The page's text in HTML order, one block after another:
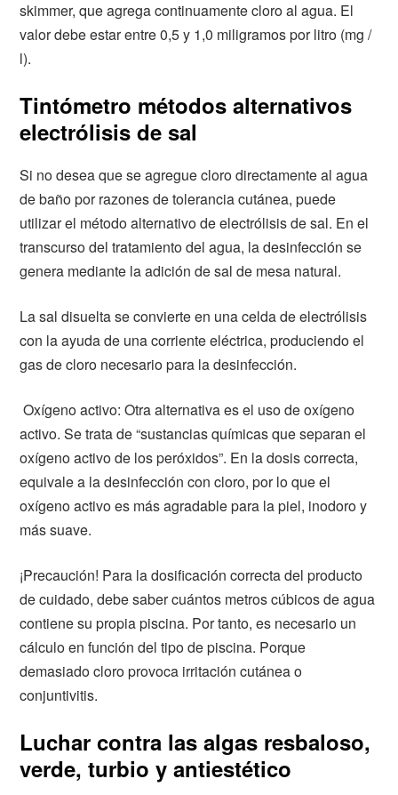
skimmer, que agrega continuamente cloro al agua. El
valor debe estar entre 0,5 y 1,0 miligramos por litro (mg /
l).
Tintómetro métodos alternativos
electrólisis de sal
Si no desea que se agregue cloro directamente al agua
de baño por razones de tolerancia cutánea, puede
utilizar el método alternativo de electrólisis de sal. En el
transcurso del tratamiento del agua, la desinfección se
genera mediante la adición de sal de mesa natural.
La sal disuelta se convierte en una celda de electrólisis
con la ayuda de una corriente eléctrica, produciendo el
gas de cloro necesario para la desinfección.
Oxígeno activo: Otra alternativa es el uso de oxígeno
activo. Se trata de “sustancias químicas que separan el
oxígeno activo de los peróxidos”. En la dosis correcta,
equivale a la desinfección con cloro, por lo que el
oxígeno activo es más agradable para la piel, inodoro y
más suave.
¡Precaución! Para la dosificación correcta del producto
de cuidado, debe saber cuántos metros cúbicos de agua
contiene su propia piscina. Por tanto, es necesario un
cálculo en función del tipo de piscina. Porque
demasiado cloro provoca irritación cutánea o
conjuntivitis.
Luchar contra las algas resbaloso,
verde, turbio y antiestético